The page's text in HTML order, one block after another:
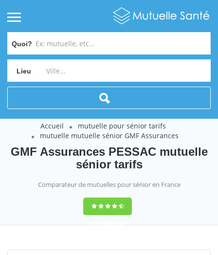
Quoi?
Lieu
Accueil
mutuelle pour sénior tarifs
mutuelle mutuelle sénior GMF Assurances
GMF Assurances PESSAC mutuelle
sénior tarifs
Comparateur de mutuelles pour sénior en France
9,2(100%)452